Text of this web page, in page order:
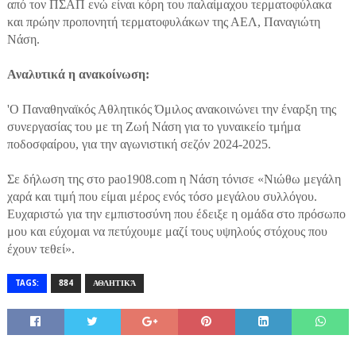
από τον ΠΣΑΠ ενώ είναι κόρη του παλαίμαχου τερματοφύλακα
και πρώην προπονητή τερματοφυλάκων της ΑΕΛ, Παναγιώτη
Νάση.
Αναλυτικά η ανακοίνωση:
'Ο Παναθηναϊκός Αθλητικός Όμιλος ανακοινώνει την έναρξη της
συνεργασίας του με τη Ζωή Νάση για το γυναικείο τμήμα
ποδοσφαίρου, για την αγωνιστική σεζόν 2024-2025.
Σε δήλωση της στο pao1908.com η Νάση τόνισε «Νιώθω μεγάλη
χαρά και τιμή που είμαι μέρος ενός τόσο μεγάλου συλλόγου.
Ευχαριστώ για την εμπιστοσύνη που έδειξε η ομάδα στο πρόσωπο
μου και εύχομαι να πετύχουμε μαζί τους υψηλούς στόχους που
έχουν τεθεί».
TAGS: 884 ΑΘΛΗΤΙΚΆ